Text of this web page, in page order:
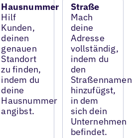
Hausnummer
Hilf
Kunden,
deinen
genauen
Standort
zu finden,
indem du
deine
Hausnummer
angibst.
Straße
Mach
deine
Adresse
vollständig,
indem du
den
Straßennamen
hinzufügst,
in dem
sich dein
Unternehmen
befindet.